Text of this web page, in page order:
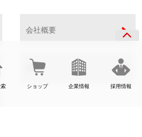
ショップ 企業情報 採用情報
会社概要
SDGs